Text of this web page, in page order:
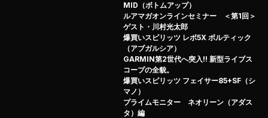
MID（ボトムアップ）
ルアマガオンラインセミナー ＜第1回＞
ゲスト・川村光太郎
爆買いスピリッツ レボ5X ボルティック
（アブガルシア）
GARMIN第2世代へ突入!! 新型ライブス
コープの全貌。
爆買いスピリッツ フェイサー85+SF（シ
マノ）
プライムモニター ネオリーン（アダス
タ）編